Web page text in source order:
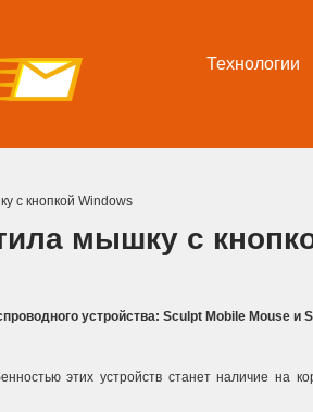
Технологии
с кнопкой Windows
мышку с
устройства: Sculpt Mobile Mouse и
этих устройств станет наличие на